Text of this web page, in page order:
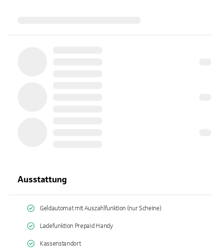
Ausstattung
Geldautomat mit Auszahlfunktion (nur Scheine)
Ladefunktion Prepaid Handy
Kassenstandort